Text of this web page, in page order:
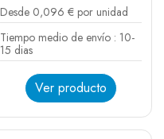
Desde 0,096 € por unidad
Tiempo medio de envío : 10-
15 dias
Ver producto